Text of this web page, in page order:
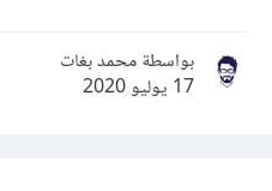
بواسطة محمد بغات
17 يوليو 2020